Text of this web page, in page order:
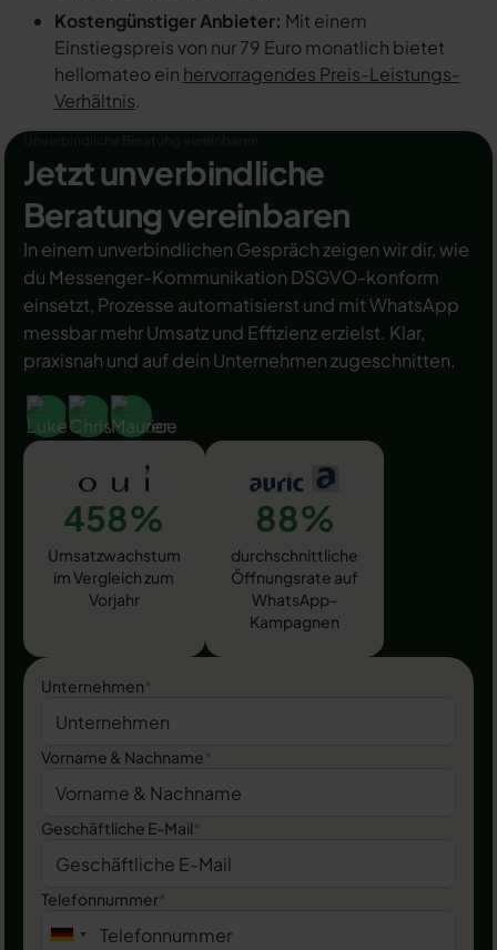
Kostengünstiger Anbieter: Mit einem
Einstiegspreis von nur 79 Euro monatlich bietet
hellomateo ein hervorragendes Preis-Leistungs-
Verhältnis.
Jetzt unverbindliche
Beratung vereinbaren
In einem unverbindlichen Gespräch zeigen wir dir, wie
du Messenger-Kommunikation DSGVO-konform
einsetzt, Prozesse automatisierst und mit WhatsApp
messbar mehr Umsatz und Effizienz erzielst. Klar,
praxisnah und auf dein Unternehmen zugeschnitten.
458%
Umsatzwachstum
im Vergleich zum
Vorjahr
88%
durchschnittliche
Öffnungsrate auf
WhatsApp-
Kampagnen
Unternehmen*
Vorname & Nachname*
Geschäftliche E-Mail*
Telefonnummer*